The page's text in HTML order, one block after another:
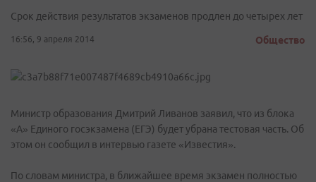
Срок действия результатов экзаменов продлен до четырех лет
16:56, 9 апреля 2014 Общество
Министр образования Дмитрий Ливанов заявил, что из блока
«А» Единого госэкзамена (ЕГЭ) будет убрана тестовая часть. Об
этом он сообщил в интервью газете «Известия».
По словам министра, в ближайшее время экзамен полностью